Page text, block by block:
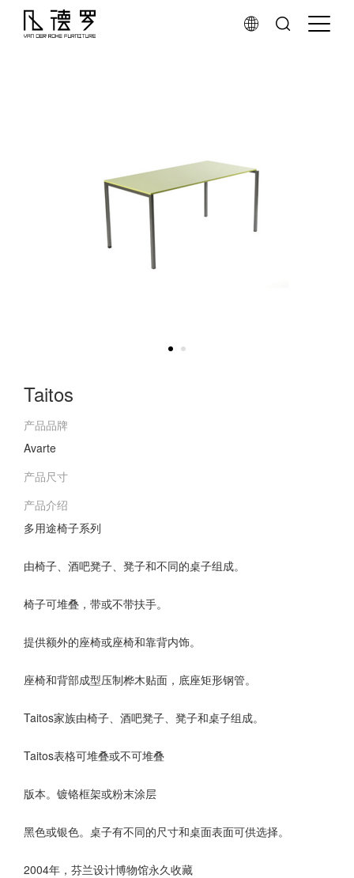
Taitos
产品品牌
Avarte
产品尺寸
产品介绍
多用途椅子系列
由椅子、酒吧凳子、凳子和不同的桌子组成。
椅子可堆叠，带或不带扶手。
提供额外的座椅或座椅和靠背内饰。
座椅和背部成型压制桦木贴面，底座矩形钢管。
Taitos家族由椅子、酒吧凳子、凳子和桌子组成。
Taitos表格可堆叠或不可堆叠
版本。镀铬框架或粉末涂层
黑色或银色。桌子有不同的尺寸和桌面表面可供选择。
2004年，芬兰设计博物馆永久收藏